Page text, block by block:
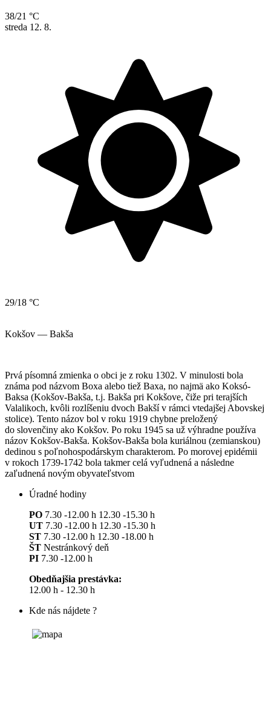
38/21 °C
streda 12. 8.
29/18 °C
Kokšov — Bakša
Prvá písomná zmienka o obci je z roku 1302. V minulosti bola
známa pod názvom Boxa alebo tiež Baxa, no najmä ako Koksó-
Baksa (Kokšov-Bakša, t.j. Bakša pri Kokšove, čiže pri terajších
Valalikoch, kvôli rozlíšeniu dvoch Bakší v rámci vtedajšej Abovskej
stolice). Tento názov bol v roku 1919 chybne preložený
do slovenčiny ako Kokšov. Po roku 1945 sa už výhradne používa
názov Kokšov-Bakša. Kokšov-Bakša bola kuriálnou (zemianskou)
dedinou s poľnohospodárskym charakterom. Po morovej epidémii
v rokoch 1739-1742 bola takmer celá vyľudnená a následne
zaľudnená novým obyvateľstvom
Úradné hodiny
PO 7.30 -12.00 h 12.30 -15.30 h
UT 7.30 -12.00 h 12.30 -15.30 h
ST 7.30 -12.00 h 12.30 -18.00 h
ŠT Nestránkový deň
PI 7.30 -12.00 h
Obedňajšia prestávka:
12.00 h - 12.30 h
Kde nás nájdete ?